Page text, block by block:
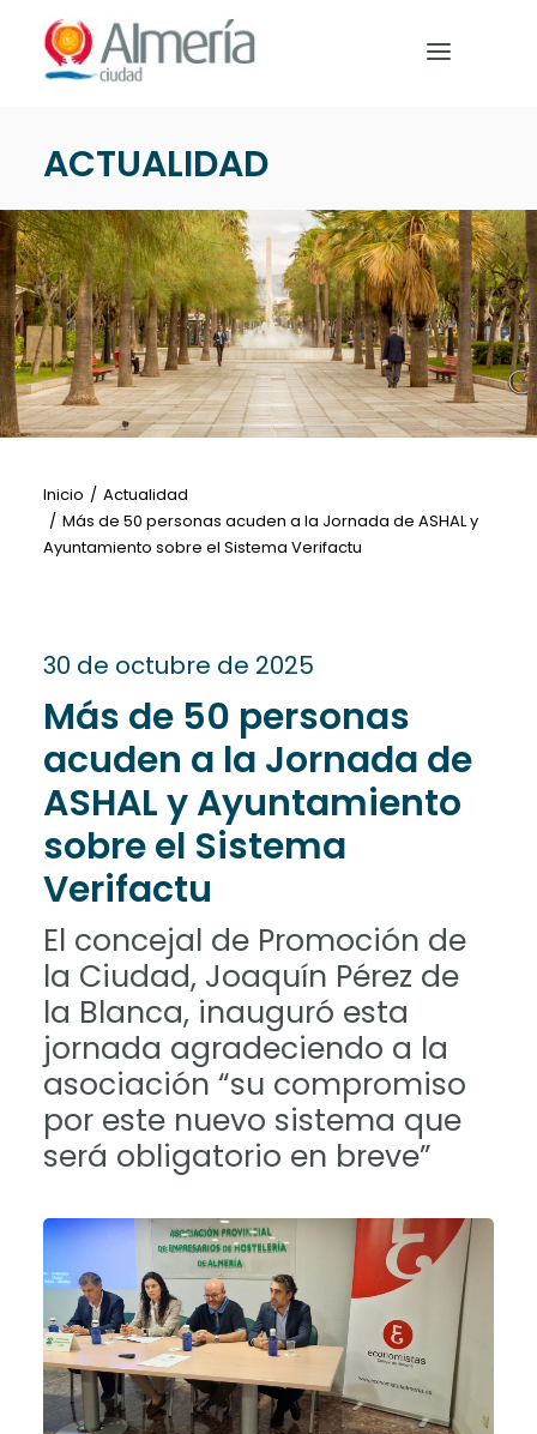
Nota:
este
sistema
de
accesibilidad.
QUÉ HACER
EVENTOS
NOTICIAS
ACTUALIDAD
Inicio
Actualidad
Más de 50 personas acuden a la Jornada de ASHAL y
Ayuntamiento sobre el Sistema Verifactu
30 de octubre de 2025
Más de 50 personas
acuden a la Jornada de
ASHAL y Ayuntamiento
sobre el Sistema
Verifactu
El concejal de Promoción de
la Ciudad, Joaquín Pérez de
la Blanca, inauguró esta
jornada agradeciendo a la
asociación “su compromiso
por este nuevo sistema que
será obligatorio en breve”